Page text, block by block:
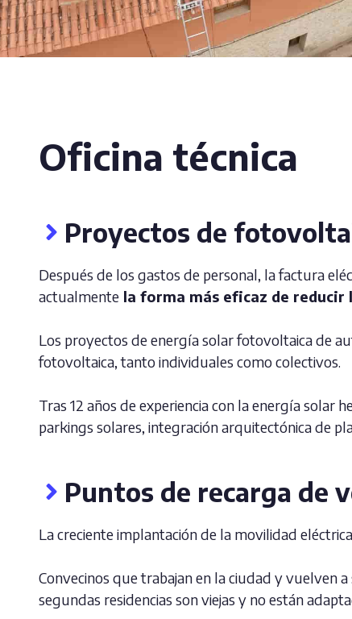
Oficina técnica
Proyectos de
Después de los gastos de personal, la factura
actualmente la forma más eficaz de reducir
Los proyectos de energía solar fotovoltaica de
fotovoltaica, tanto individuales como colectivos.
Tras 12 años de experiencia con la energía solar
parkings solares, integración arquitectónica de
Puntos de recarga de
La creciente implantación de la movilidad
Convecinos que trabajan en la ciudad y vuelven
segundas residencias son viejas y no están